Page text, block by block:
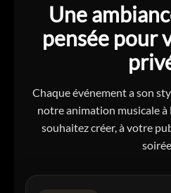
Une
pensée pour
Chaque événement a son
notre animation musicale à
souhaitez créer, à votre
soirée.